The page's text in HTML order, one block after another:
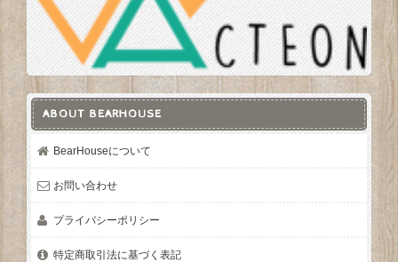
ABOUT BEARHOUSE
BearHouseについて
お問い合わせ
プライバシーポリシー
特定商取引法に基づく表記